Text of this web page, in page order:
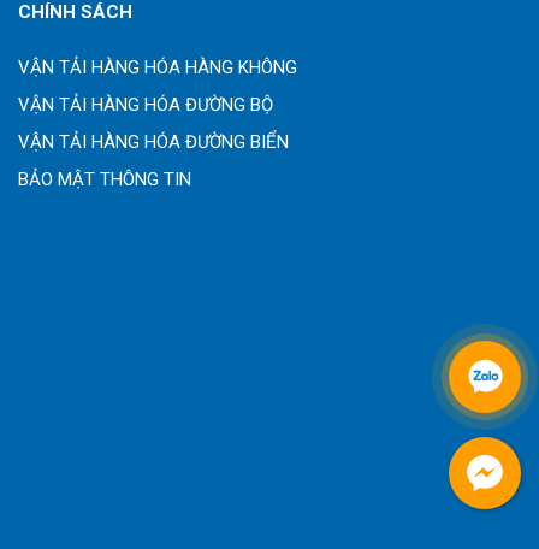
CHÍNH SÁCH
VẬN TẢI HÀNG HÓA HÀNG KHÔNG
VẬN TẢI HÀNG HÓA ĐƯỜNG BỘ
VẬN TẢI HÀNG HÓA ĐƯỜNG BIỂN
BẢO MẬT THÔNG TIN